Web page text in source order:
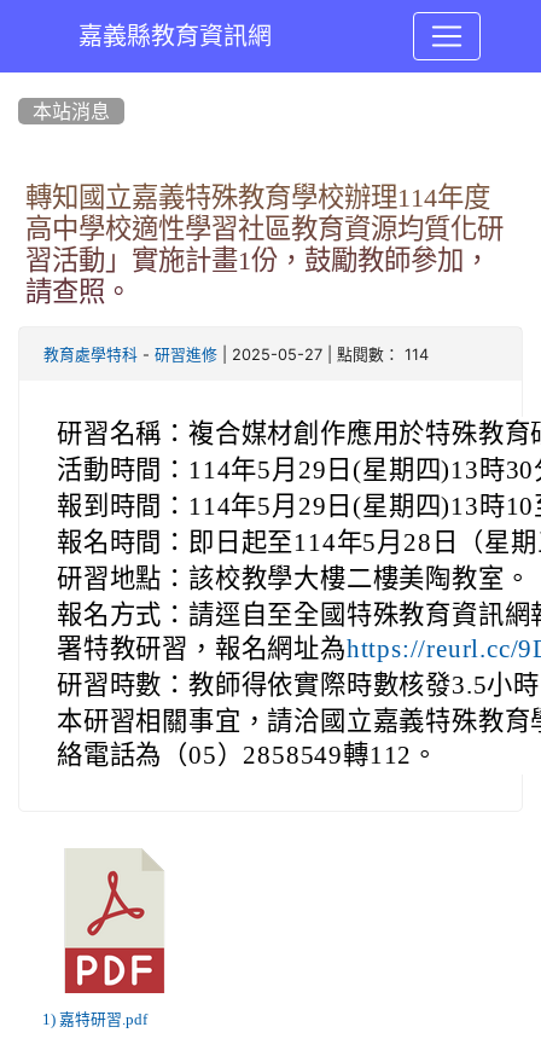
嘉義縣教育資訊網
本站消息
轉知國立嘉義特殊教育學校辦理114年度
高中學校適性學習社區教育資源均質化研
習活動」實施計畫1份，鼓勵教師參加，
請查照。
教育處學特科 - 研習進修 | 2025-05-27 | 點閱數： 114
研習名稱：複合媒材創作應用於特殊教育
活動時間：114年5月29日(星期四)13時
報到時間：114年5月29日(星期四)13時
報名時間：即日起至114年5月28日（星
研習地點：該校教學大樓二樓美陶教室。
報名方式：請逕自至全國特殊教育資訊
署特教研習，報名網址為https://reurl.cc/
研習時數：教師得依實際時數核發3.5小
本研習相關事宜，請洽國立嘉義特殊教
絡電話為（05）2858549轉112。
1) 嘉特研習.pdf